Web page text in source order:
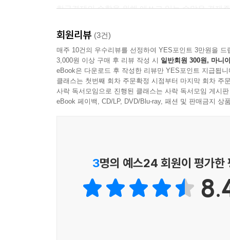
한국경제의 순항을 위해 애쓰고 있는 수많은 경제
삼성경제연구소의 각 분야 전문가들이 제시하는
2011년도 경제, 산업, 기업, 정책, 사회·문화의 핵심
· 재정건전화 압력은 심해지는데 각국의 재정정책
· 향후 국가 간 교역, 환율, 자원 등을 둘러싼 갈등
· 소비증가세, 지속될 것인가?
· 수출은 성장의 견인차 역할을 계속할 수 있을까?
· 물가불안이 반복될 우려는?
회원리뷰 (3건)
매주 10건의 우수리뷰를 선정하여 YES포인트 3만원을 드
3,000원 이상 구매 후 리뷰 작성 시 일반회원 300원, 마니
eBook은 다운로드 후 작성한 리뷰만 YES포인트 지급됩니
클래스는 첫번째 회차 주문확정 시점부터 마지막 회차 주
사락 독서모임으로 진행된 클래스는 사락 독서모임 게시
eBook 페이백, CD/LP, DVD/Blu-ray, 패션 및 판매금지 상
3명의 예스24 회원이 평가한